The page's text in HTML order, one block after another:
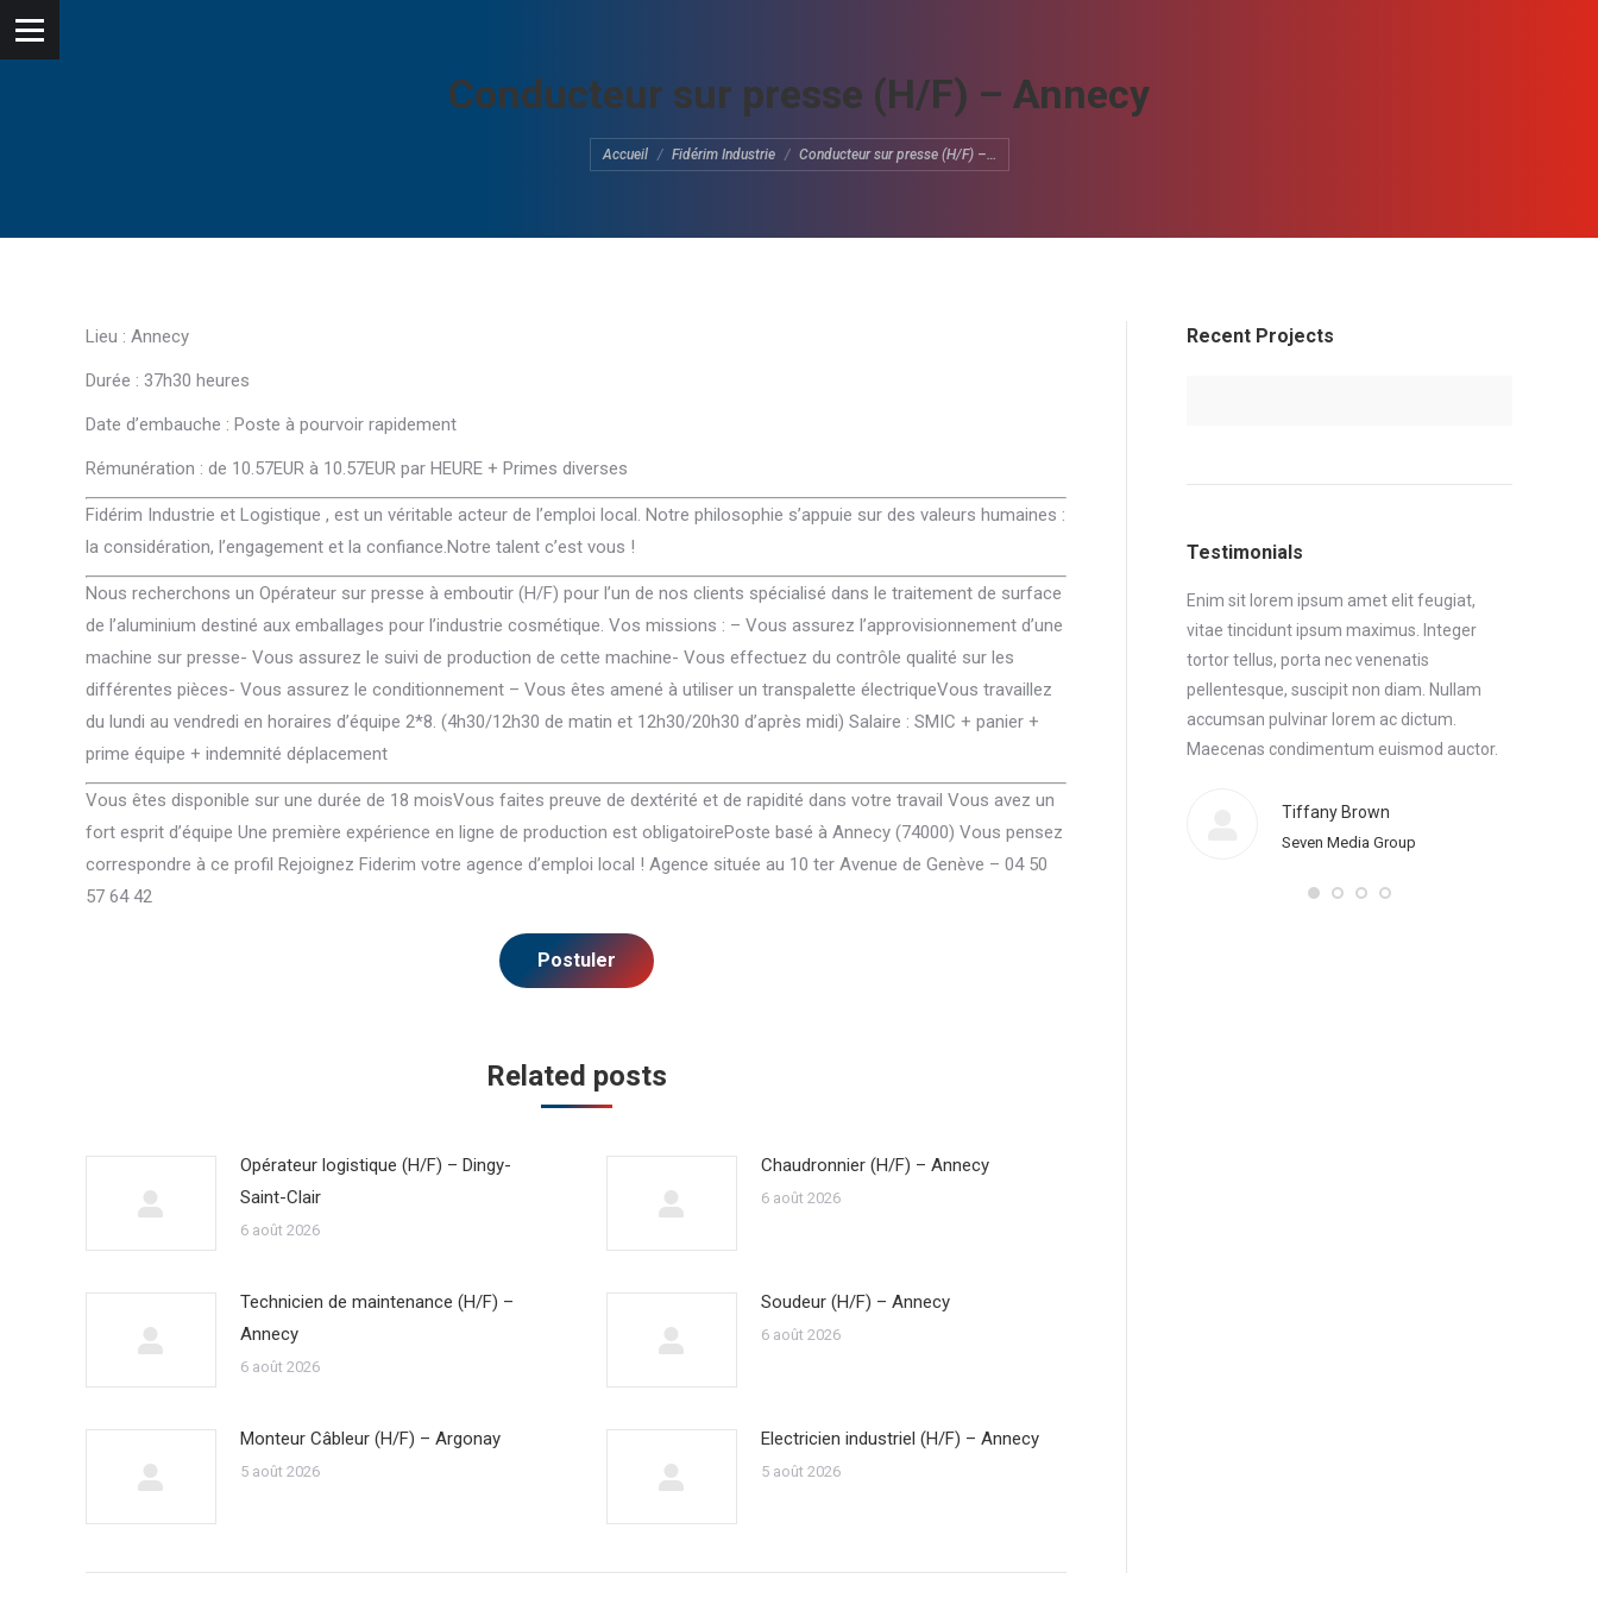
Conducteur sur presse (H/F) – Annecy
Vous êtes ici :
Accueil Fidérim Industrie Conducteur sur presse (H/F) –…
Lieu : Annecy
Durée : 37h30 heures
Date d’embauche : Poste à pourvoir rapidement
Rémunération : de 10.57EUR à 10.57EUR par HEURE + Primes diverses
Fidérim Industrie et Logistique , est un véritable acteur de l’emploi local. Notre philosophie s’appuie sur des valeurs humaines :
la considération, l’engagement et la confiance.Notre talent c’est vous !
Nous recherchons un Opérateur sur presse à emboutir (H/F) pour l’un de nos clients spécialisé dans le traitement de surface
de l’aluminium destiné aux emballages pour l’industrie cosmétique. Vos missions : – Vous assurez l’approvisionnement d’une
machine sur presse- Vous assurez le suivi de production de cette machine- Vous effectuez du contrôle qualité sur les
différentes pièces- Vous assurez le conditionnement – Vous êtes amené à utiliser un transpalette électriqueVous travaillez
du lundi au vendredi en horaires d’équipe 2*8. (4h30/12h30 de matin et 12h30/20h30 d’après midi) Salaire : SMIC + panier +
prime équipe + indemnité déplacement
Vous êtes disponible sur une durée de 18 moisVous faites preuve de dextérité et de rapidité dans votre travail Vous avez un
fort esprit d’équipe Une première expérience en ligne de production est obligatoirePoste basé à Annecy (74000) Vous pensez
correspondre à ce profil Rejoignez Fiderim votre agence d’emploi local ! Agence située au 10 ter Avenue de Genève – 04 50
57 64 42
Related posts
Opérateur logistique (H/F) – Dingy-
Saint-Clair
6 août 2026
Chaudronnier (H/F) – Annecy
6 août 2026
Technicien de maintenance (H/F) –
Annecy
6 août 2026
Soudeur (H/F) – Annecy
6 août 2026
Monteur Câbleur (H/F) – Argonay
5 août 2026
Electricien industriel (H/F) – Annecy
5 août 2026
Recent Projects
Testimonials
Integer tortor tellus, porta nec venenatis
pellentesque, suscipit non diam. Nullam
accumsan pulvinar lorem ac dictum.
Maecenas condimentum euismod auctor.
Morbi elementum enim sit amet elit
Miriam Blackwood
Seven Beauty Studio
Pulvinar lorem ac dictum. Maecenas
condimentum euismod auctor. Morbi
elementum enim sit amet elit feugiat, vitae
tincidunt nulla. Ulvinar loraecenas
condimentum euismod auctor enim sit
maximus nulla.
Max Freewind
Seven Commerce
Enim sit lorem ipsum amet elit feugiat,
vitae tincidunt ipsum maximus. Integer
tortor tellus, porta nec venenatis
pellentesque, suscipit non diam. Nullam
accumsan pulvinar lorem ac dictum.
Maecenas condimentum euismod auctor.
Tiffany Brown
Seven Media Group